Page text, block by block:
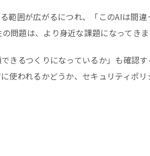
範囲が広がるにつれ、「このAIは間違
問題は、より身近な課題になってきま
きるつくりになっているか」も確認
使われるかどうか、セキュリティポリ